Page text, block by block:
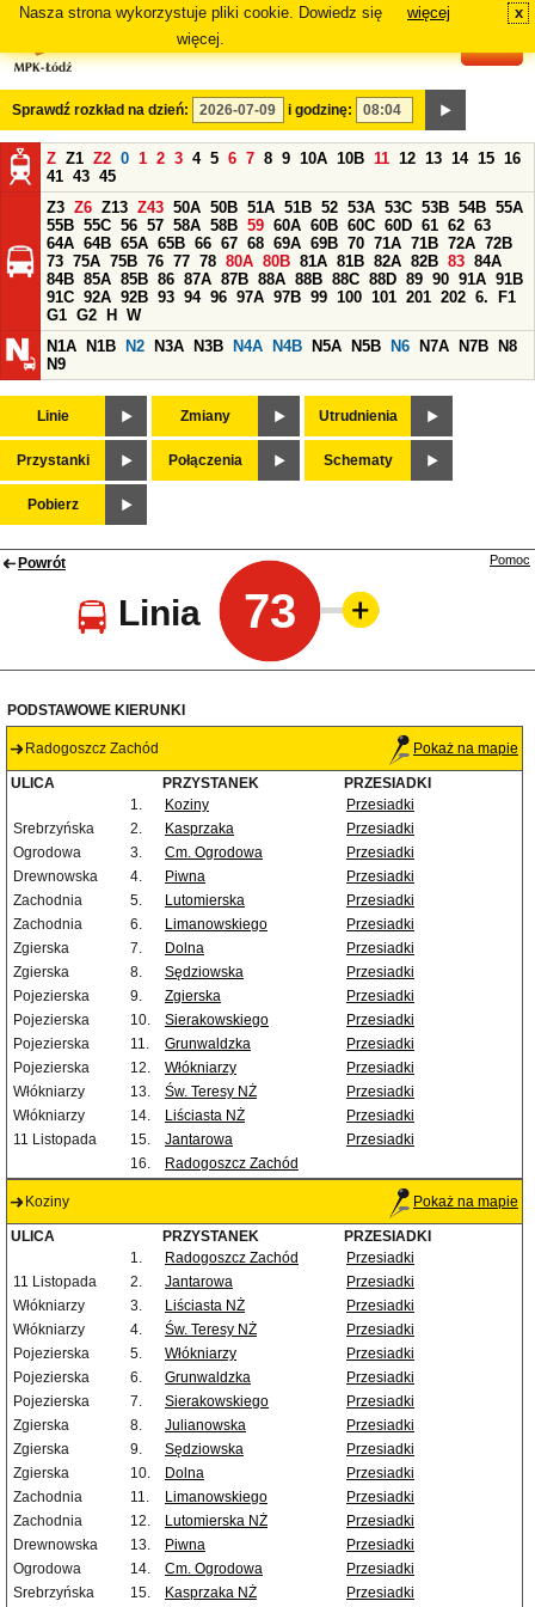
Nasza strona wykorzystuje pliki cookie. Dowiedz się
więcej.
więcej x
Sprawdź rozkład na dzień: i godzinę:
Z Z1 Z2 0 1 2 3 4 5 6 7 8 9 10A 10B 11 12 13 14 15 16
41 43 45
Z3 Z6 Z13 Z43 50A 50B 51A 51B 52 53A 53C 53B 54B 55A
55B 55C 56 57 58A 58B 59 60A 60B 60C 60D 61 62 63
64A 64B 65A 65B 66 67 68 69A 69B 70 71A 71B 72A 72B
73 75A 75B 76 77 78 80A 80B 81A 81B 82A 82B 83 84A
84B 85A 85B 86 87A 87B 88A 88B 88C 88D 89 90 91A 91B
91C 92A 92B 93 94 96 97A 97B 99 100 101 201 202 6.
F1
G1 G2 H
W
N1A
N1B N2 N3A N3B N4A N4B N5A N5B N6 N7A N7B
N8
N9
Linie Zmiany Utrudnienia
Przystanki Połączenia Schematy
Pobierz
Powrót
Linia 73
Pomoc
PODSTAWOWE KIERUNKI
Radogoszcz Zachód Pokaż na mapie
ULICA PRZYSTANEK
PRZESIADKI
1.
Koziny
Przesiadki
Srebrzyńska
2. Kasprzaka
Przesiadki
Ogrodowa
3. Cm. Ogrodowa
Przesiadki
Drewnowska
4. Piwna
Przesiadki
Zachodnia
5. Lutomierska
Przesiadki
Zachodnia
6. Limanowskiego
Przesiadki
Zgierska
7. Dolna
Przesiadki
Zgierska
8. Sędziowska
Przesiadki
Pojezierska
9. Zgierska
Przesiadki
Pojezierska
10. Sierakowskiego
Przesiadki
Pojezierska
11. Grunwaldzka
Przesiadki
Pojezierska
12. Włókniarzy
Przesiadki
Włókniarzy
13. Św. Teresy NŻ
Przesiadki
Włókniarzy
14. Liściasta NŻ
Przesiadki
11 Listopada
15. Jantarowa
Przesiadki
16.
Radogoszcz Zachód
Koziny Pokaż na mapie
ULICA PRZYSTANEK
PRZESIADKI
1.
Radogoszcz Zachód
Przesiadki
11 Listopada
2. Jantarowa
Przesiadki
Włókniarzy
3. Liściasta NŻ
Przesiadki
Włókniarzy
4. Św. Teresy NŻ
Przesiadki
Pojezierska
5. Włókniarzy
Przesiadki
Pojezierska
6. Grunwaldzka
Przesiadki
Pojezierska
7. Sierakowskiego
Przesiadki
Zgierska
8. Julianowska
Przesiadki
Zgierska
9. Sędziowska
Przesiadki
Zgierska
10. Dolna
Przesiadki
Zachodnia
11. Limanowskiego
Przesiadki
Zachodnia
12. Lutomierska NŻ
Przesiadki
Drewnowska
13. Piwna
Przesiadki
Ogrodowa
14. Cm. Ogrodowa
Przesiadki
Srebrzyńska
15. Kasprzaka NŻ Przesiadki